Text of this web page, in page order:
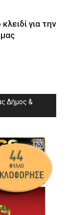
για την
Δήμος &